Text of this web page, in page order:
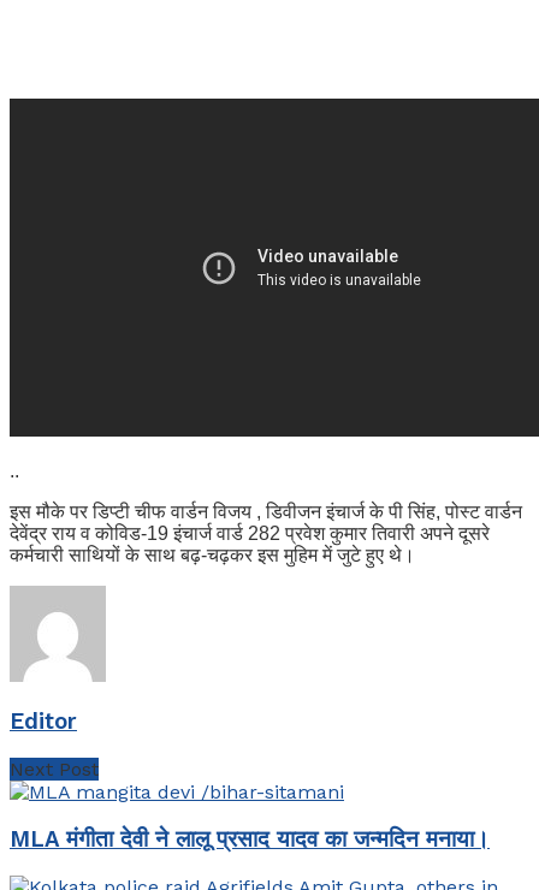
..
इस मौके पर डिप्टी चीफ वार्डन विजय , डिवीजन इंचार्ज के पी सिंह, पोस्ट वार्डन
देवेंद्र राय व कोविड-19 इंचार्ज वार्ड 282 प्रवेश कुमार तिवारी अपने दूसरे
कर्मचारी साथियों के साथ बढ़-चढ़कर इस मुहिम में जुटे हुए थे।
Editor
Next Post
MLA मंगीता देवी ने लालू प्रसाद यादव का जन्मदिन मनाया।